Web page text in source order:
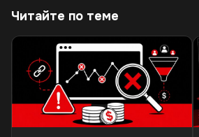
Читайте по теме